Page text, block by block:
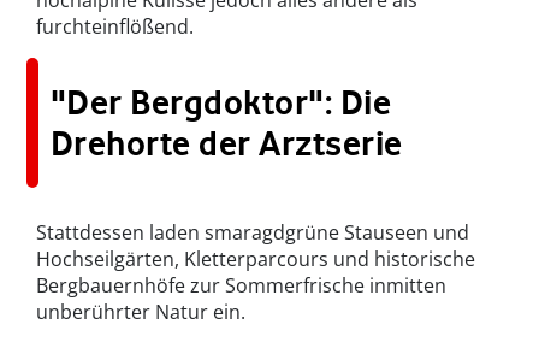
furchteinflößend.
"Der Bergdoktor": Die
Drehorte der Arztserie
Stattdessen laden smaragdgrüne Stauseen und
Hochseilgärten, Kletterparcours und historische
Bergbauernhöfe zur Sommerfrische inmitten
unberührter Natur ein.